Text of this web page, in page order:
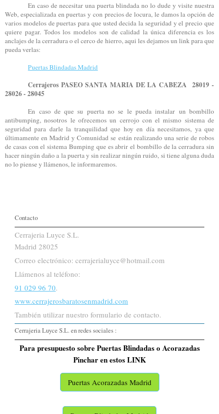
En caso de necesitar una puerta blindada no lo dude y visite nuestra
Web, especializada en puertas y con precios de locura, le damos la opción de
varios modelos de puertas para que usted decida la seguridad y el precio que
quiere pagar. Todos los modelos son de calidad la única diferencia es los
anclajes de la cerradura o el cerco de hierro, aqui les dejamos un link para que
pueda verlas:
Puertas Blindadas Madrid
Cerrajeros PASEO SANTA MARIA DE LA CABEZA 28019 -
28026 - 28045
En caso de que su puerta no se le pueda instalar un bombillo
antibumping, nosotros le ofrecemos un cerrojo con el mismo sistema de
seguridad para darle la tranquilidad que hoy en día necesitamos, ya que
últimamente en Madrid y Comunidad se están realizando una serie de robos
de casas con el sistema Bumping que es abrir el bombillo de la cerradura sin
hacer ningún daño a la puerta y sin realizar ningún ruido, si tiene alguna duda
no lo piense y llámenos, le informaremos.
Contacto
Cerrajeria Luyce S.L.
Madrid 28025
Correo electrónico: cerrajerialuyce@hotmail.com
Llámenos al teléfono:
91 029 96 70.
www.cerrajerosbaratosenmadrid.com
También utilizar nuestro formulario de contacto.
Cerrajeria Luyce S.L. en redes sociales :
Para presupuesto sobre Puertas Blindadas o Acorazadas
Pinchar en estos LINK
Puertas Acorazadas Madrid